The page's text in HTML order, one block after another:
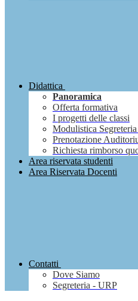
Didattica
Panoramica
Offerta formativa
I progetti delle classi
Modulistica
Prenotazione
Richiesta rimborso
Area riservata studenti
Area Riservata Docenti
Contatti
Dove Siamo
Segreteria - URP